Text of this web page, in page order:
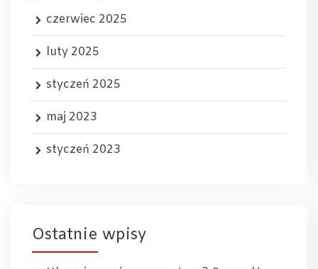
czerwiec 2025
luty 2025
styczeń 2025
maj 2023
styczeń 2023
Ostatnie wpisy